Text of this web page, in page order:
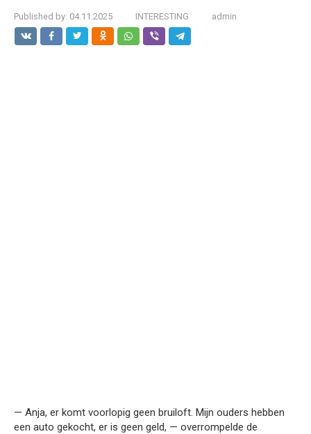
Published by: 04.11.2025 INTERESTING admin
— Anja, er komt voorlopig geen bruiloft. Mijn ouders hebben
een auto gekocht, er is geen geld, — overrompelde de